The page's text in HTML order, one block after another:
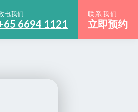
电我们
6694 1121
联系我们
立即预约